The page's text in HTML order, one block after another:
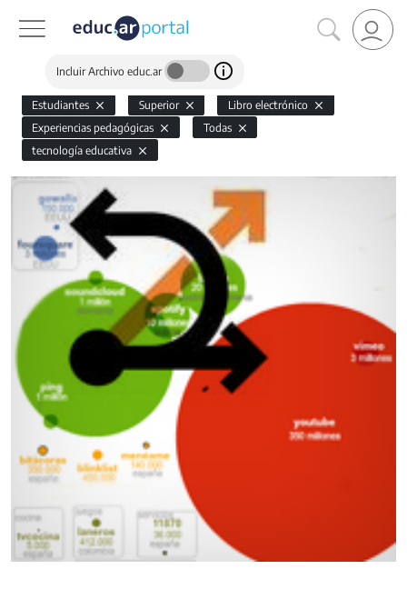
Incluir Archivo educ.ar
Estudiantes Superior
Libro electrónico
Experiencias pedagógicas
Todas
tecnología educativa